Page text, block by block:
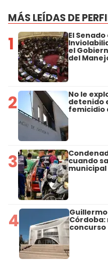
MÁS LEÍDAS DE
1 El
el
del
2 No le
detenido
femicidio
3 cuando
municipal
4 Córdoba:
concurso